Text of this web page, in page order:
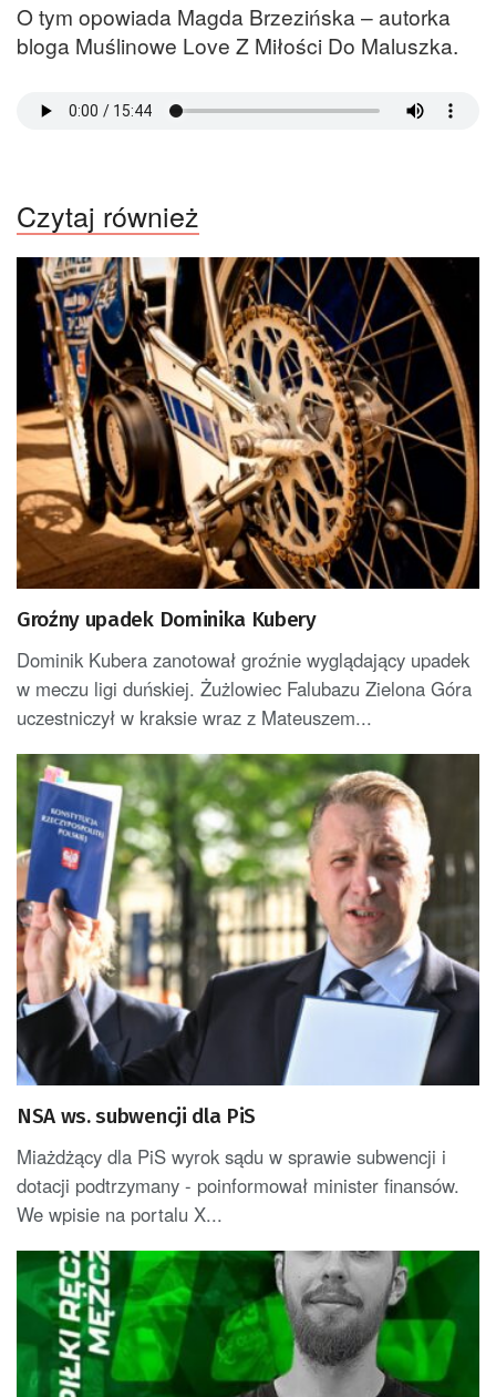
O tym opowiada Magda Brzezińska – autorka
bloga Muślinowe Love Z Miłości Do Maluszka.
Czytaj również
Groźny upadek Dominika Kubery
Dominik Kubera zanotował groźnie wyglądający upadek
w meczu ligi duńskiej. Żużlowiec Falubazu Zielona Góra
uczestniczył w kraksie wraz z Mateuszem...
NSA ws. subwencji dla PiS
Miażdżący dla PiS wyrok sądu w sprawie subwencji i
dotacji podtrzymany - poinformował minister finansów.
We wpisie na portalu X...